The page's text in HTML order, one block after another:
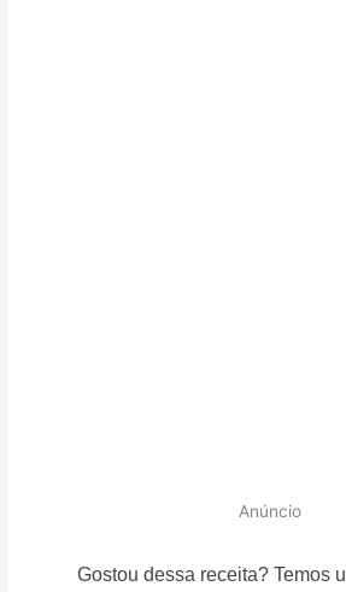
Anúncio
Gostou dessa receita? Temos